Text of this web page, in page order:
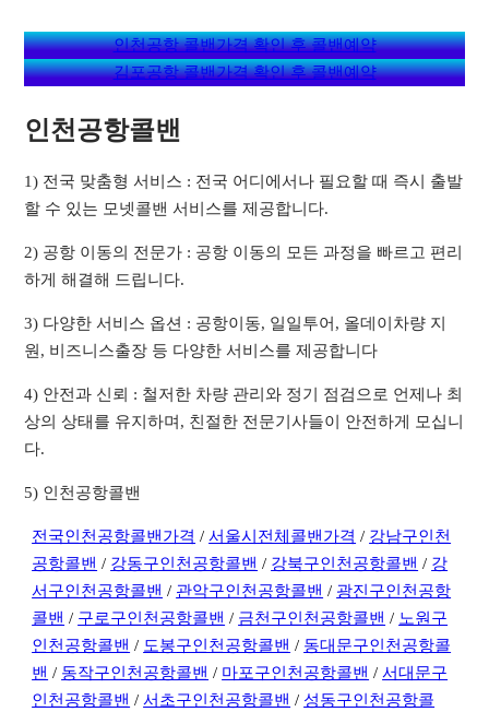
인천공항 콜밴가격 확인 후 콜밴예약
김포공항 콜밴가격 확인 후 콜밴예약
인천공항콜밴
1) 전국 맞춤형 서비스 : 전국 어디에서나 필요할 때 즉시 출발
할 수 있는 모넷콜밴 서비스를 제공합니다.
2) 공항 이동의 전문가 : 공항 이동의 모든 과정을 빠르고 편리
하게 해결해 드립니다.
3) 다양한 서비스 옵션 : 공항이동, 일일투어, 올데이차량 지
원, 비즈니스출장 등 다양한 서비스를 제공합니다
4) 안전과 신뢰 : 철저한 차량 관리와 정기 점검으로 언제나 최
상의 상태를 유지하며, 친절한 전문기사들이 안전하게 모십니
다.
5) 인천공항콜밴
전국인천공항콜밴가격 /서울시전체콜밴가격 / 강남구인천
공항콜밴 / 강동구인천공항콜밴 / 강북구인천공항콜밴 / 강
서구인천공항콜밴 / 관악구인천공항콜밴 / 광진구인천공항
콜밴 / 구로구인천공항콜밴 / 금천구인천공항콜밴 / 노원구
인천공항콜밴 / 도봉구인천공항콜밴 / 동대문구인천공항콜
밴 / 동작구인천공항콜밴 / 마포구인천공항콜밴 /서대문구
인천공항콜밴 /서초구인천공항콜밴 / 성동구인천공항콜